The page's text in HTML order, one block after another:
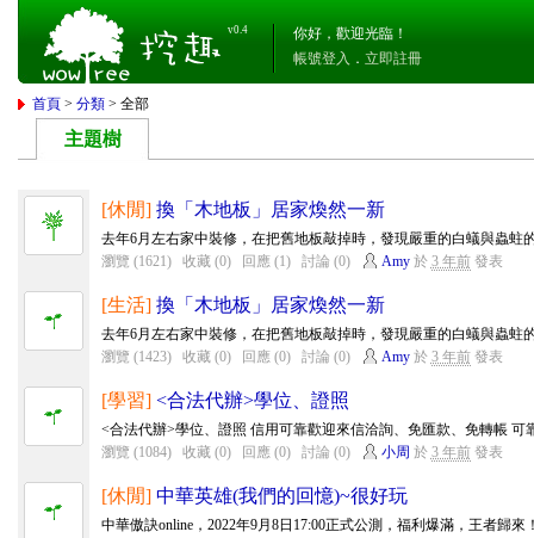
v0.4
你好，歡迎光臨！
帳號登入 ． 立即註冊
首頁 >分類 > 全部
主題樹
[休閒] 換「木地板」居家煥然一新
去年6月左右家中裝修，在把舊地板敲掉時，發現嚴重的白蟻與蟲蛀
瀏覽 (1621)
收藏 (0) 回應 (1) 討論 (0) Amy於 3 年前發表
[生活] 換「木地板」居家煥然一新
去年6月左右家中裝修，在把舊地板敲掉時，發現嚴重的白蟻與蟲蛀
瀏覽 (1423)
收藏 (0) 回應 (0) 討論 (0) Amy於 3 年前發表
[學習] <合法代辦>學位、證照
<合法代辦>學位、證照 信用可靠歡迎來信洽詢、免匯款、免轉帳 可
瀏覽 (1084)
收藏 (0) 回應 (0) 討論 (0) 小周 於 3 年前發表
[休閒] 中華英雄(我們的回憶)~很好玩
中華傲訣online，2022年9月8日17:00正式公測，福利爆滿，王者歸